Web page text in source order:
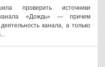
проверить источники
«Дождь» — причем
канала, а только